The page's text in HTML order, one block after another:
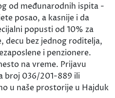
od međunarodnih ispita -
posao, a kasnije i da
popusti od 10% za
decu bez jednog roditelja,
i penzionere.
na vreme. Prijavu
broj 036/201-889 ili
u naše prostorije u Hajduk